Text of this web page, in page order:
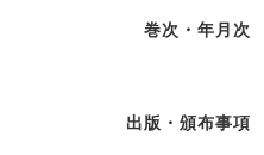
巻次・年月次
出版・頒布事項